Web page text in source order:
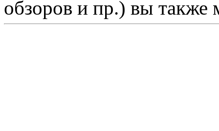
обзоров и пр.) вы также